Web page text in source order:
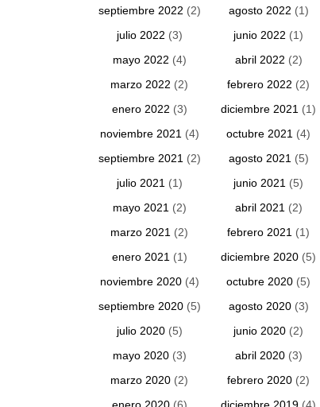
septiembre 2022 (2) agosto 2022 (1)
julio 2022 (3) junio 2022 (1)
mayo 2022 (4) abril 2022 (2)
marzo 2022 (2) febrero 2022 (2)
enero 2022 (3) diciembre 2021 (1)
noviembre 2021 (4) octubre 2021 (4)
septiembre 2021 (2) agosto 2021 (5)
julio 2021 (1) junio 2021 (5)
mayo 2021 (2) abril 2021 (2)
marzo 2021 (2) febrero 2021 (1)
enero 2021 (1) diciembre 2020 (5)
noviembre 2020(4) octubre 2020 (5)
septiembre 2020(5) agosto 2020(3)
julio 2020(5) junio 2020 (2)
mayo 2020(3) abril 2020(3)
marzo 2020 (2) febrero 2020 (2)